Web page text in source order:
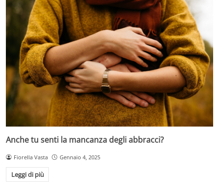
Anche tu senti la mancanza degli abbracci?
Fiorella Vasta Gennaio 4, 2025
Leggi di più